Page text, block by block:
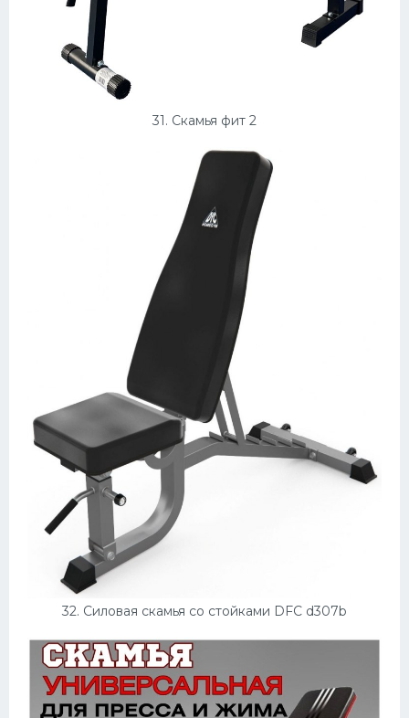
31. Скамья фит 2
32. Силовая скамья со стойками DFC d307b